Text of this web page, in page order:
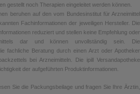
gestellt noch Therapien eingeleitet werden können.
beruhen auf den vom Bundesinstitut für Arzneimittel
Fachinformationen der jeweiligen Hersteller. Die
reduziert und stellen keine Empfehlung oder
dar und können unvollständig sein. Die
fachliche Beratung durch einen Arzt oder Apotheker
bei Arzneimitteln. Die ipill Versandapotheke
der aufgeführten Produktinformationen.
Sie die Packungsbeilage und fragen Sie Ihre Ärztin,